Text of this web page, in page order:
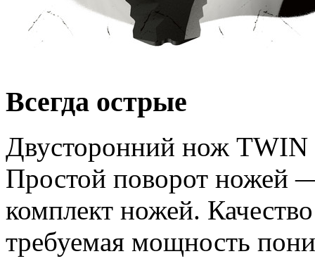
Всегда острые
Двусторонний нож TWIN
Простой поворот ножей
комплект ножей.
требуемая мощность